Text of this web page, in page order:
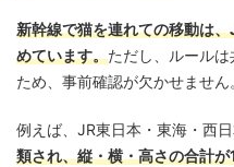
新幹線で猫を連れての移動は
めています。ただし、ルール
ため、事前確認が欠かせません
例えば、JR東日本・東海・西日
類され、縦・横・高さの合計